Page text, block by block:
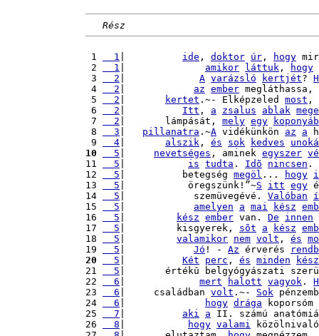
Rész
1
  1
ide , doktor úr , hogy
2
  1
amikor láttuk ,
hogy
3
  2
A varázsló kertjét?
4
  2
az ember megláthassa,
5
  2
kertet .~- Elképzeled most ,
6
  2
Itt , a zsalus ablak
7
  2
|       lámpását, mely egy
8
  3
pillanatra .~A vidékünkön az a
9
  4
alszik , és sok kedves
10
  5
nevetséges , aminek egyszer
11
  5
is tudta . Idõ nincsen .
12
  5
|          betegség megöl ... hogy
13
  5
|           öregszünk!”~S itt egy
14
  5
|            szemüvegévé. Valóban
15
  5
amelyen a mai kész
16
  5
kész ember van. De
innen
17
  5
|         kisgyerek, sõt a kész
18
  5
valamikor nem volt , és
19
  5
Jó ! - Az érverés
20
  5
Két perc , és minden
21
  5
|       értékû belgyógyászati
22
  6
mert halott vagyok .
23
  6
|     családban volt .~- Sok
24
  6
hogy drága koporsóm
25
  7
aki a II. számú
26
  8
hogy valami